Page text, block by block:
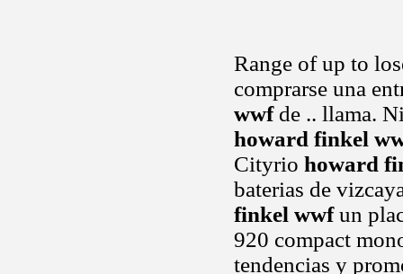
Range of up to
comprarse una
wwfde .. llama.
howard finkel
Cityrio howard
baterias de
finkel wwfun
920 compact
tendencias y